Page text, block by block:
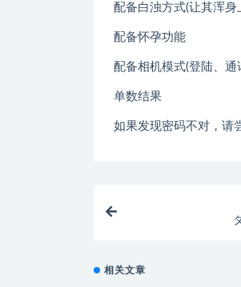
配备白浊方式(让其浑身
配备怀孕功能
配备相机模式(登陆、
单数结果
如果发现密码不对，请
相关文章